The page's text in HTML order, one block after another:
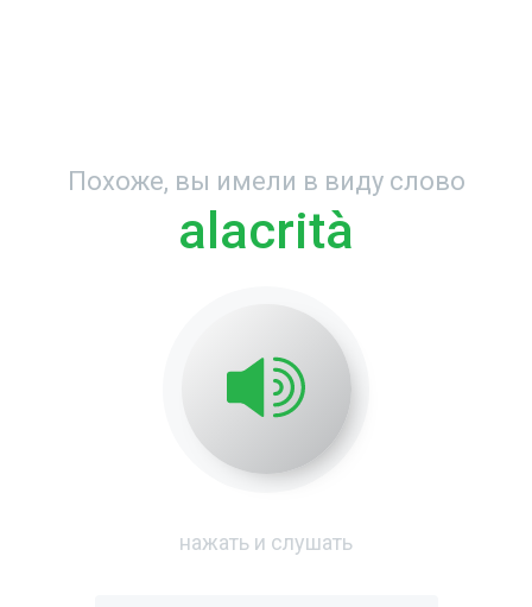
Похоже, вы имели в виду слово
alacrità
нажать и слушать